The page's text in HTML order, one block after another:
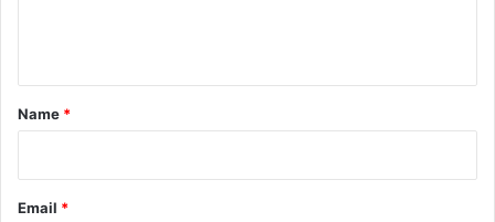
*
Name *
Email *